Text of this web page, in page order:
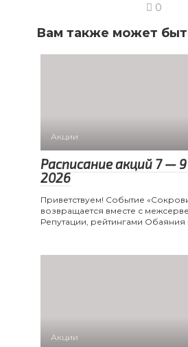
0
Вам также может
Акции
Расписание акций 7 —
2026
Приветствуем! Событие
возвращается вместе с
Репутации, рейтингами Обаяния
Акции